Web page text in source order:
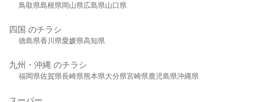
鳥取県島根県岡山県広島県山口県
四国 のチラシ
徳島県香川県愛媛県高知県
九州・沖縄 のチラシ
福岡県佐賀県長崎県熊本県大分県宮崎県鹿児島県沖縄県
スーパー